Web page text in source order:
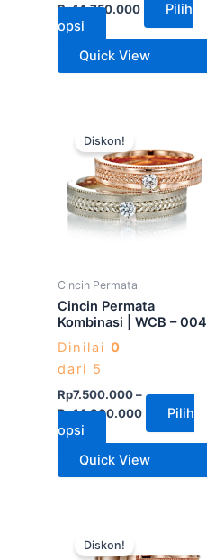
Rp14.750.000
Pilih
opsi
Quick View
Diskon!
Cincin Permata
Cincin Permata
Kombinasi | WCB – 004
Dinilai 0
dari 5
Rp7.500.000–
Rp14.300.000
Pilih
opsi
ini
memiliki
beberapa
varian.
Pilihan
di
halaman
Quick View
Diskon!
ini